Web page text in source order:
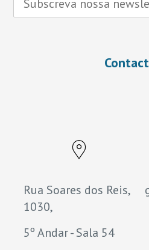
Rua Soares dos Reis,
1030,
5º Andar - Sala 54